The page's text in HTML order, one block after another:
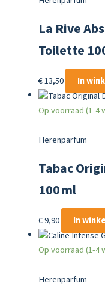
La Rive
Toilette
€13,50 In
Op voorraad (1-4
Herenparfum
Tabac
100 ml
€9,90 In
Op voorraad (1-4
Herenparfum